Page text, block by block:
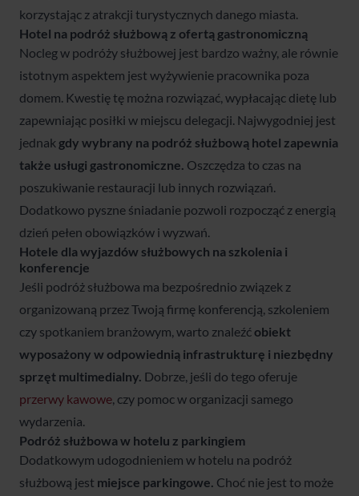
korzystając z atrakcji turystycznych danego miasta.
Hotel na podróż służbową z ofertą gastronomiczną
Nocleg w podróży służbowej jest bardzo ważny, ale równie
istotnym aspektem jest wyżywienie pracownika poza
domem. Kwestię tę można rozwiązać, wypłacając dietę lub
zapewniając posiłki w miejscu delegacji. Najwygodniej jest
jednak gdy wybrany na podróż służbową hotel zapewnia
także usługi gastronomiczne. Oszczędza to czas na
poszukiwanie restauracji lub innych rozwiązań.
Dodatkowo pyszne śniadanie pozwoli rozpocząć z energią
dzień pełen obowiązków i wyzwań.
Hotele dla wyjazdów służbowych na szkolenia i
konferencje
Jeśli podróż służbowa ma bezpośrednio związek z
organizowaną przez Twoją firmę konferencją, szkoleniem
czy spotkaniem branżowym, warto znaleźćobiekt
wyposażony w odpowiednią infrastrukturę i niezbędny
sprzęt multimedialny. Dobrze, jeśli do tego oferuje
przerwy kawowe, czy pomoc w organizacji samego
wydarzenia.
Podróż służbowa w hotelu z parkingiem
Dodatkowym udogodnieniem w hotelu na podróż
służbową jest miejsce parkingowe. Choć nie jest to może